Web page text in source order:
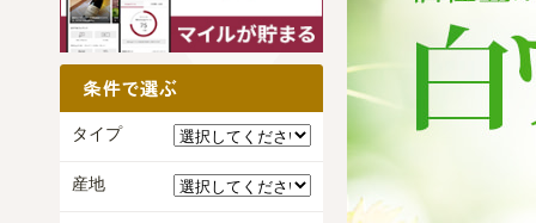
タイプ
産地